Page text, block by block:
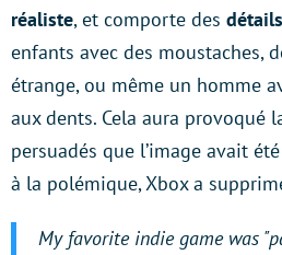
réaliste, et comporte des
enfants avec des moustaches,
étrange, ou même un homme
aux dents. Cela aura provoqué
persuadés que l’image avait
à la polémique, Xbox a
My favorite indie game was